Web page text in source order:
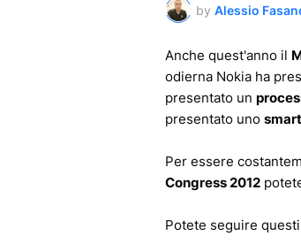
by Alessio
Anche quest'anno il
odierna Nokia ha
presentato un
presentato uno
Per essere
Congress 2012
Potete seguire